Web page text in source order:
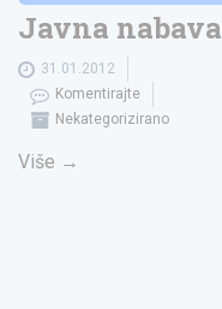
Javna nabava
31.01.2012
Komentirajte
Nekategorizirano
Više →